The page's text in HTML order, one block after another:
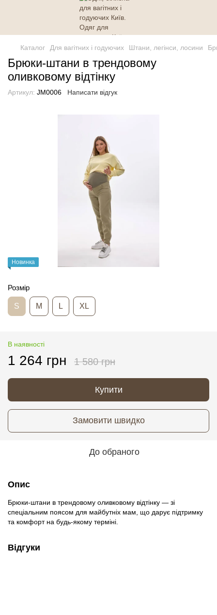
Каталог Для вагітних і годуючих Штани, легінси, лосини
Брюки-штани в трендовому
оливковому відтінку
Артикул: JM0006 Написати відгук
Новинка
Розмір
S M L XL
В наявності
1 264 грн 1 580 грн
Купити
Замовити швидко
До обраного
Опис
Брюки-штани в трендовому оливковому відтінку — зі
спеціальним поясом для майбутніх мам, що дарує підтримку
та комфорт на будь-якому терміні.
Відгуки